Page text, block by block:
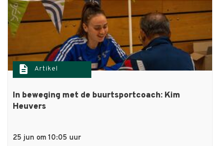
description Artikel
In beweging met de buurtsportcoach: Kim
Heuvers
25 jun om 10:05 uur